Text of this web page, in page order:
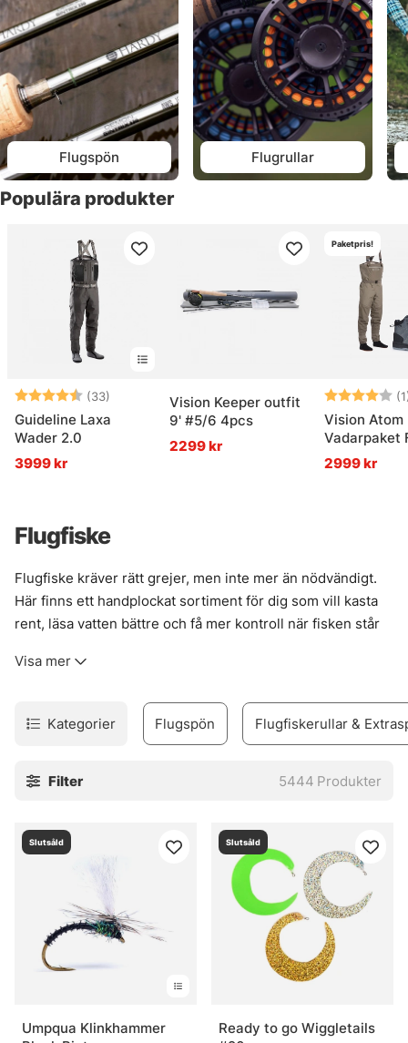
Flugspön Flugrullar
Populära produkter
Betyg: (33)
4.6 utav 5 stjärnor
Guideline Laxa
Wader 2.0
3999 kr
Vision Keeper outfit
9' #5/6 4pcs
2299 kr
Paketpris!
Betyg:
Vision Atom
Vadarpaket
2999 kr
Flugfiske
Flugfiske kräver rätt grejer, men inte mer än nödvändigt.
Här finns ett handplockat sortiment för dig som vill kasta
rent, läsa vatten bättre och få mer kontroll när fisken står
och linor till flugor, flugbindningsmaterial, vadare och set
Urvalet är byggt för verkligt fiske. Inte prydnad. Därför
finns produkter för både erfarna flugfiskare och nybörjare
Vision, Simms, Patagonia, A.Jensen, Sage, RIO, Loop,
levererar när det blir blött, blåsigt och lite stökigt. Sånt
väger tungt.
I webbshoppen och i butiken i Stockholm finns också råd
som faktiskt går att använda vid älven. Och den nya Fly
Shop på Hornsgatan 148 är väl värd ett besök för den som
vill se prylarna på nära håll och känna skillnaden mellan
olika delar innan säsongen drar igång på allvar.
Visa mer
Kategorier Flugspön Flugfiskerullar &
Filter 5444 Produkter
Slutsåld
Umpqua Klinkhammer
Slutsåld
Ready to go Wiggletails